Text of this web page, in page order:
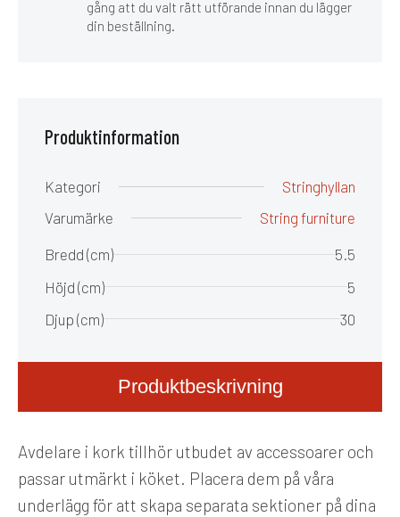
gång att du valt rätt utförande innan du lägger
din beställning.
Produktbeskrivning
Avdelare i kork tillhör utbudet av accessoarer och
passar utmärkt i köket. Placera dem på våra
underlägg för att skapa separata sektioner på dina
Produktinformation
Kategori
Stringhyllan
Varumärke
String furniture
Bredd (cm)
5.5
Höjd (cm)
5
Djup (cm)
30